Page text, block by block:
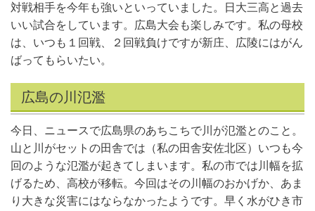
対戦相手を今年も強いといっていました。日大三高と過去
いい試合をしています。広島大会も楽しみです。私の母校
は、いつも１回戦、２回戦負けですが新庄、広陵にはがん
ばってもらいたい。
広島の川氾濫
今日、ニュースで広島県のあちこちで川が氾濫とのこと。
山と川がセットの田舎では（私の田舎安佐北区）いつも今
回のような氾濫が起きてしまいます。私の市では川幅を拡
げるため、高校が移転。今回はその川幅のおかげか、あま
り大きな災害にはならなかったようです。早く水がひき市